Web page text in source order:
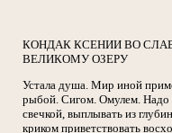
КОНДАК КСЕНИИ ВО
ВЕЛИКОМУ ОЗЕРУ
Устала душа. Мир иной
рыбой. Сигом. Омулем. Надо
свечкой, выплывать из
криком приветствовать